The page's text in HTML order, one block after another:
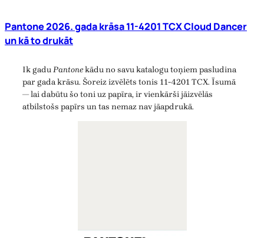
Pantone 2026. gada krāsa 11-4201 TCX Cloud Dancer
un kā to drukāt
Ik gaduPantonekādu no savu katalogu toņiem pasludina
par gada krāsu. Šoreiz izvēlēts tonis 11-4201 TCX. Īsumā
— lai dabūtu šo toni uz papīra, ir vienkārši jāizvēlās
atbilstošs papīrs un tas nemaz nav jāapdrukā.